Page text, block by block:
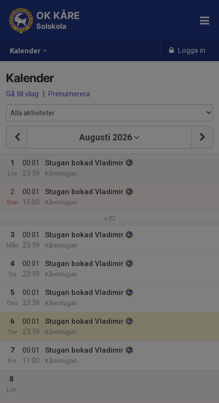
Kalender Logga in
OK KÅRE
Solskola
Kalender
Gå till idag | Prenumerera
Augusti 2026
1
Lör
00:01
23:59
Stugan bokad Vladimir
Kårestugan
2
Sön
00:01
15:00
Stugan bokad Vladimir
Kårestugan
v.32
3
Mån
00:01
23:59
Stugan bokad Vladimir
Kårestugan
4
Tis
00:01
23:59
Stugan bokad Vladimir
Kårestugan
5
Ons
00:01
23:59
Stugan bokad Vladimir
Kårestugan
6
Tor
00:01
23:59
Stugan bokad Vladimir
Kårestugan
7
Fre
00:01
11:00
Stugan bokad Vladimir
Kårestugan
8
Lör